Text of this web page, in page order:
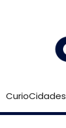
CurioCidades